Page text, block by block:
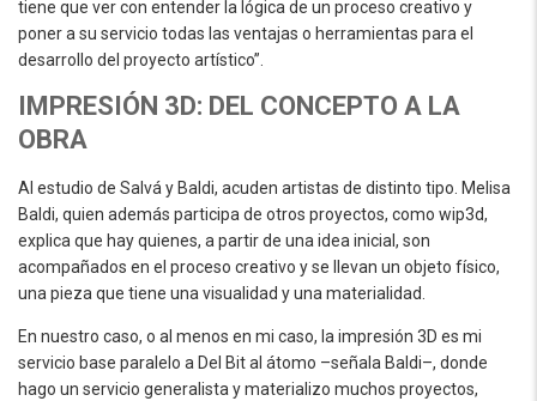
tiene que ver con entender la lógica de un proceso creativo y
poner a su servicio todas las ventajas o herramientas para el
desarrollo del proyecto artístico”.
IMPRESIÓN 3D: DEL CONCEPTO A LA
OBRA
Al estudio de Salvá y Baldi, acuden artistas de distinto tipo. Melisa
Baldi, quien además participa de otros proyectos, como wip3d,
explica que hay quienes, a partir de una idea inicial, son
acompañados en el proceso creativo y se llevan un objeto físico,
una pieza que tiene una visualidad y una materialidad.
En nuestro caso, o al menos en mi caso, la impresión 3D es mi
servicio base paralelo a Del Bit al átomo –señala Baldi–, donde
hago un servicio generalista y materializo muchos proyectos,